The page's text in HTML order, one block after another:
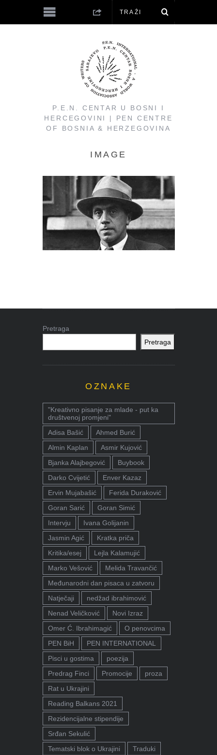
P.E.N. CENTAR U BOSNI I
HERCEGOVINI | PEN CENTRE
OF BOSNIA & HERZEGOVINA
IMAGE
Pretraga
Pretraga
OZNAKE
"Kreativno pisanje za mlade - put ka
društvenoj promjeni"
Adisa Bašić
Ahmed Burić
Almin Kaplan
Asmir Kujović
Bjanka Alajbegović
Buybook
Darko Cvijetić
Enver Kazaz
Ervin Mujabašić
Ferida Duraković
Goran Sarić
Goran Simić
Intervju
Ivana Golijanin
Jasmin Agić
Kratka priča
Kritika/esej
Lejla Kalamujić
Marko Vešović
Melida Travančić
Međunarodni dan pisaca u zatvoru
Natječaji
nedžad ibrahimović
Nenad Veličković
Novi Izraz
Omer Ć. Ibrahimagić
O penovcima
PEN BiH
PEN INTERNATIONAL
Pisci u gostima
poezija
Predrag Finci
Promocije
proza
Rat u Ukrajini
Reading Balkans 2021
Rezidencijalne stipendije
Srđan Sekulić
Tematski blok o Ukrajini
Traduki